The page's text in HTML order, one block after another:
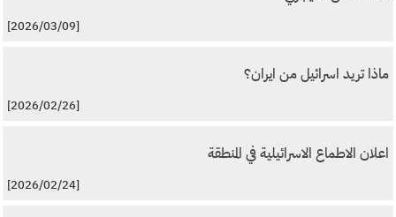
[2026/03/09]
ماذا تريد اسرائيل من ايران؟
[2026/02/26]
اعلان الاطماع الاسرائيلية في المنطقة
[2026/02/24]